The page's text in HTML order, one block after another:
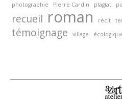
photographie
Pierre Cardin plagiat
recueil roman récit
témoignage village